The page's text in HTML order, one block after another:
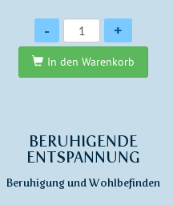
- +
In den Warenkorb
BERUHIGENDE
ENTSPANNUNG
Beruhigung und Wohlbefinden